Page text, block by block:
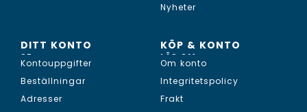
Nyheter
DITT KONTO
SE...
Kontouppgifter
Beställningar
Adresser
KÖP & KONTO
LÄS OM...
Om konto
Integritetspolicy
Frakt